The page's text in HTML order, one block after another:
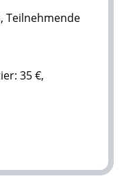
Teilnehmende
35 €,